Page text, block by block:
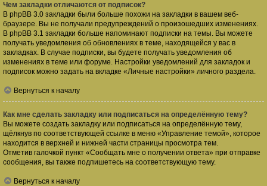
Чем закладки отличаются от подписок?
В phpBB 3.0 закладки были больше похожи на закладки в вашем веб-
браузере. Вы не получали предупреждений о произошедших изменениях.
В phpBB 3.1 закладки больше напоминают подписки на темы. Вы можете
получать уведомления об обновлениях в теме, находящейся у вас в
закладках. В случае подписки, вы будете получать уведомления об
изменениях в теме или форуме. Настройки уведомлений для закладок и
подписок можно задать на вкладке «Личные настройки» личного раздела.
Вернуться к началу
Как мне сделать закладку или подписаться на определённую тему?
Вы можете создать закладку или подписаться на определённую тему,
щёлкнув по соответствующей ссылке в меню «Управление темой», которое
находится в верхней и нижней части страницы просмотра тем.
Отметив галочкой пункт «Сообщать мне о получении ответа» при отправке
сообщения, вы также подпишетесь на соответствующую тему.
Вернуться к началу